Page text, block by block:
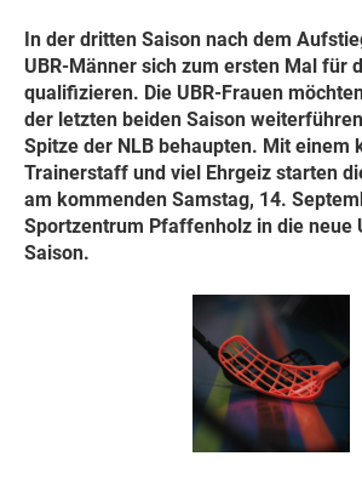
In der dritten Saison nach dem
UBR-Männer sich zum ersten Mal für
qualifizieren. Die UBR-Frauen
der letzten beiden Saison
Spitze der NLB behaupten. Mit einem
Trainerstaff und viel Ehrgeiz starten
am kommenden Samstag, 14.
Sportzentrum Pfaffenholz in die neue
Saison.